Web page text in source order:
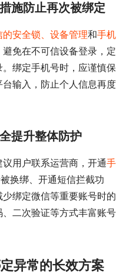
施防止再次被绑定
的安全锁、设备管理和手机
免在不可信设备登录，定
绑定手机号时，应谨慎保
输入，防止个人信息再度
提升整体防护
用户联系运营商，开通手
被换绑、开通短信拦截功
绑定微信等重要账号时的
二次验证等方式丰富账号
异常的长效方案